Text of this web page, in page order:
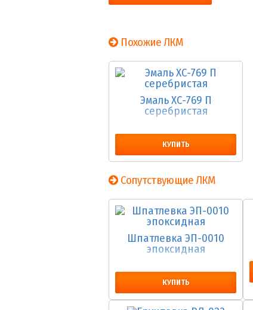
Похожие ЛКМ
Эмаль ХС-769 П
серебристая
КУПИТЬ
Сопутствующие ЛКМ
Шпатлевка ЭП-0010
эпоксидная
КУПИТЬ